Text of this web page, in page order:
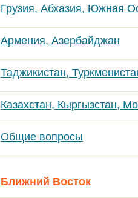
Грузия, Абхазия, Южная
Армения, Азербайджан
Таджикистан,
Казахстан, Кыргызстан,
Общие вопросы
Ближний Восток